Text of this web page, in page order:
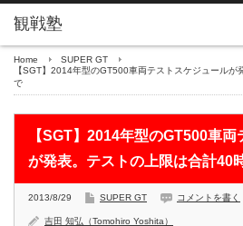
Home
SUPER GT
【SGT】2014年型のGT500車両テストスケジュールが
で
【SGT】2014年型のGT500車
が発表。テストの上限は合計40
2013/8/29 SUPER GT コメントを書く
吉田 知弘（Tomohiro Yoshita）